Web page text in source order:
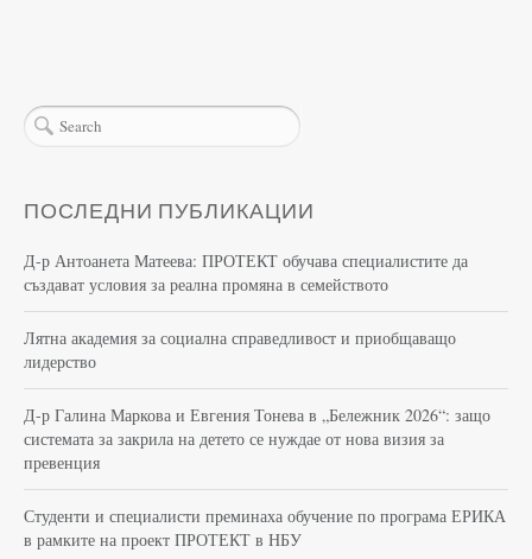
ПОСЛЕДНИ ПУБЛИКАЦИИ
Д-р Антоанета Матеева: ПРОТЕКТ обучава специалистите да
създават условия за реална промяна в семейството
Лятна академия за социална справедливост и приобщаващо
лидерство
Д-р Галина Маркова и Евгения Тонева в „Бележник 2026“: защо
системата за закрила на детето се нуждае от нова визия за
превенция
Студенти и специалисти преминаха обучение по програма ЕРИКА
в рамките на проект ПРОТЕКТ в НБУ